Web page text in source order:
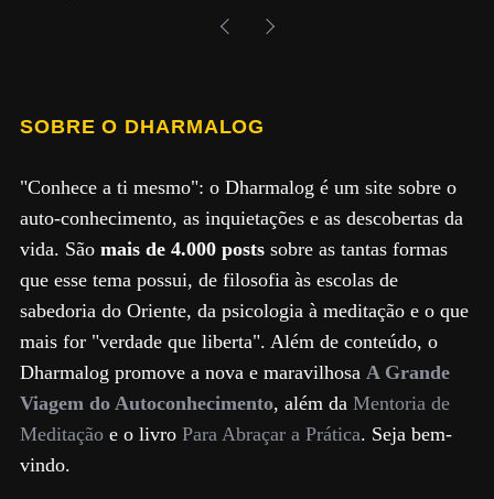
SOBRE O DHARMALOG
"Conhece a ti mesmo": o Dharmalog é um site sobre o
auto-conhecimento, as inquietações e as descobertas da
vida. São mais de 4.000 postssobre as tantas formas
que esse tema possui, de filosofia às escolas de
sabedoria do Oriente, da psicologia à meditação e o que
mais for "verdade que liberta". Além de conteúdo, o
Dharmalog promove a nova e maravilhosa A Grande
Viagem do Autoconhecimento, além da Mentoria de
Meditaçãoe o livro Para Abraçar a Prática. Seja bem-
vindo.